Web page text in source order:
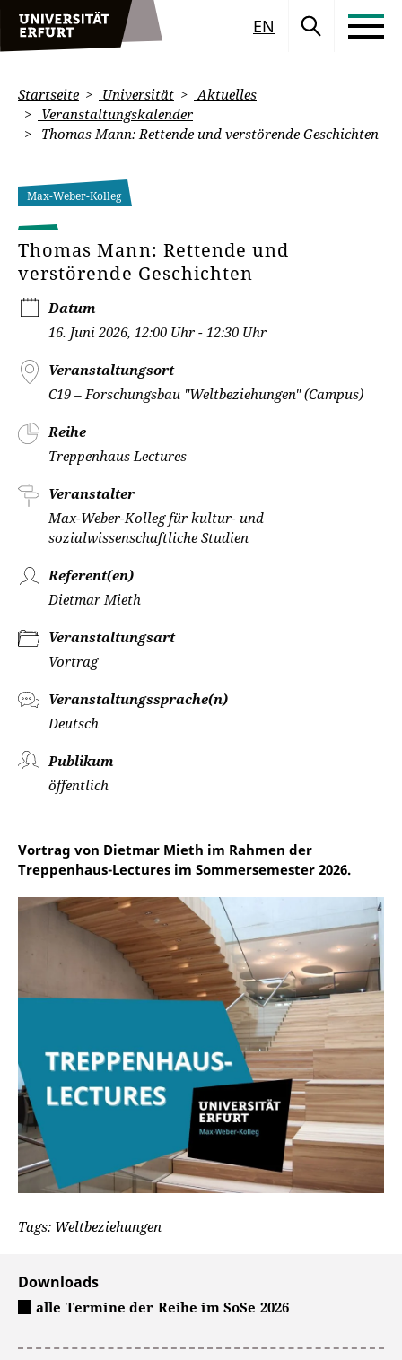
EN
Startseite Universität
Aktuelles
Veranstaltungskalender
Thomas Mann: Rettende und verstörende Geschichten
Max-Weber-Kolleg
Thomas Mann: Rettende und
verstörende Geschichten
Datum
16. Juni 2026, 12:00 Uhr - 12:30 Uhr
Veranstaltungsort
C19 – Forschungsbau "Weltbeziehungen" (Campus)
Reihe
Treppenhaus Lectures
Veranstalter
Max-Weber-Kolleg für kultur- und
sozialwissenschaftliche Studien
Referent(en)
Dietmar Mieth
Veranstaltungsart
Vortrag
Veranstaltungssprache(n)
Deutsch
Publikum
öffentlich
Vortrag von Dietmar Mieth im Rahmen der
Treppenhaus-Lectures im Sommersemester 2026.
Tags: Weltbeziehungen
Downloads
alle Termine der Reihe im SoSe 2026